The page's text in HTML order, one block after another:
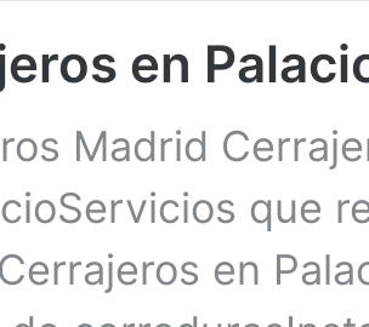
en
Madrid
que
en